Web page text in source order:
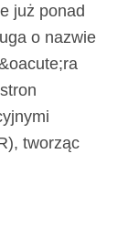
już ponad
o nazwie
tworząc